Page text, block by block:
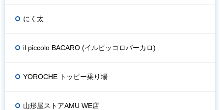
にく太
il piccolo BACARO (イルピッコロバーカロ)
YOROCHE トッピー乗り場
山形屋ストアAMU WE店